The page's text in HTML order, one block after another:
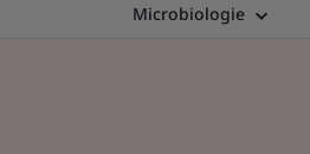
Microbiologie